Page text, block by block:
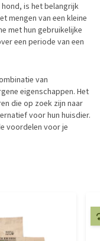
is het belangrijk
mengen van een kleine
met hun gebruikelijke
een periode van een
van
eigenschappen. Het
die op zoek zijn naar
voor hun huisdier.
voordelen voor je